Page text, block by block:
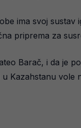
ima svoj
priprema za
Barač, i da je
Kazahstanu